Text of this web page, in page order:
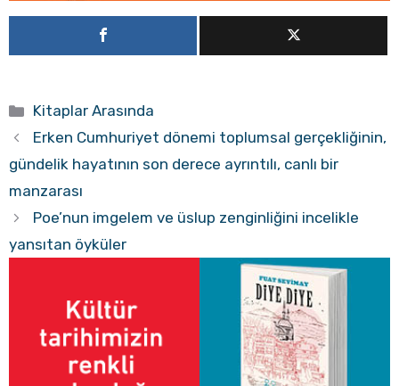
Kategoriler
Kitaplar Arasında
Erken Cumhuriyet dönemi toplumsal gerçekliğinin,
gündelik hayatının son derece ayrıntılı, canlı bir
manzarası
Poe’nun imgelem ve üslup zenginliğini incelikle
yansıtan öyküler